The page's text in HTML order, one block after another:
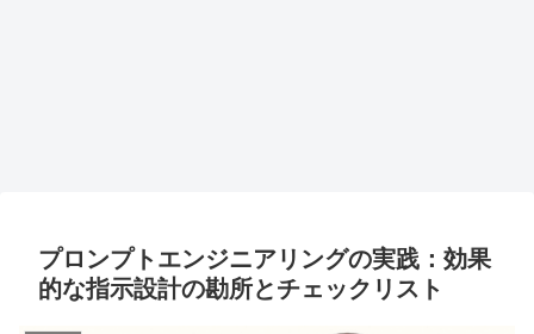
プロンプトエンジニアリングの実践：効果
的な指示設計の勘所とチェックリスト